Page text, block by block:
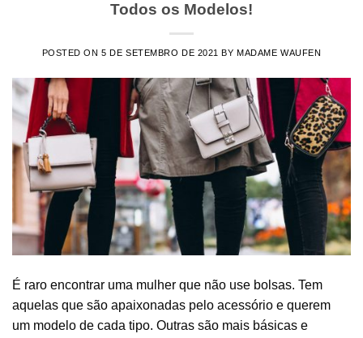
Todos os Modelos!
POSTED ON5 DE SETEMBRO DE 2021 BYMADAME WAUFEN
É raro encontrar uma mulher que não use bolsas. Tem
aquelas que são apaixonadas pelo acessório e querem
um modelo de cada tipo. Outras são mais básicas e